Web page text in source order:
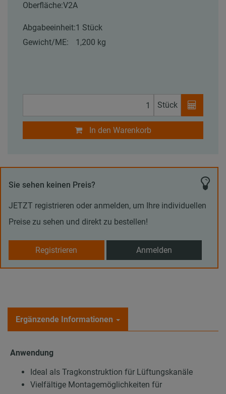
Oberfläche:V2A
Abgabeeinheit:1 Stück
Gewicht/ME:
1,200 kg
Stück
In den Warenkorb
Sie sehen keinen Preis?
JETZT registrieren oder anmelden, um Ihre individuellen
Preise zu sehen und direkt zu bestellen!
Registrieren Anmelden
Ergänzende Informationen
Anwendung
Ideal als Tragkonstruktion für Lüftungskanäle
Vielfältige Montagemöglichkeiten für